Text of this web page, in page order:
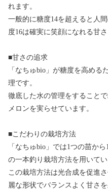
れます。
一般的に糖度14を超えると人
度16は確実に笑顔になれる甘さ
■甘さの追求
「なちゅbio」が糖度を高める
理です。
徹底した水の管理をすること
メロンを実らせています。
■こだわりの栽培方法
「なちゅbio」では1つの苗か
の一本釣り栽培方法を用いてい
この栽培方法は光合成を促進
麗な形状でバランスよく甘さ